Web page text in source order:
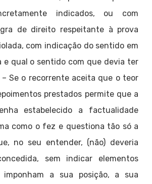
indicados, ou com
de direito respeitante à prova
com indicação do sentido em
e qual o sentido com que devia ter
– Se o recorrente aceita que o teor
prestados permite que a
estabelecido a factualidade
como o fez e questiona tão só a
no seu entender, (não) deveria
sem indicar elementos
imponham a sua posição, a sua